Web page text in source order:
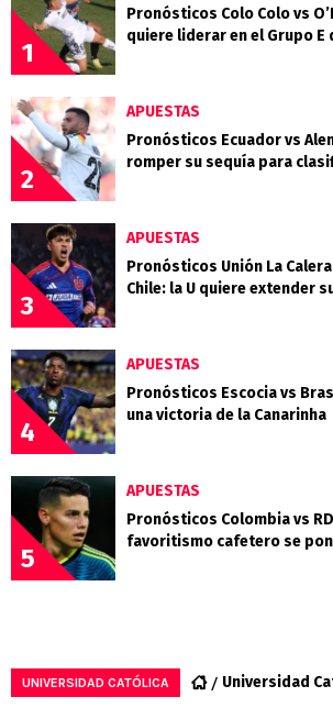
1
Pronósticos Colo Colo vs
quiere liderar en el Grupo E
2
APUESTAS
Pronósticos Ecuador vs
romper su sequía para
3
APUESTAS
Pronósticos Unión La
Chile: la U quiere extender
4
APUESTAS
Pronósticos Escocia vs
una victoria de la Canarinha
5
APUESTAS
Pronósticos Colombia vs
favoritismo cafetero se
UNIVERSIDAD CATÓLICA Universidad